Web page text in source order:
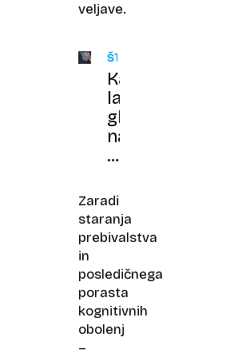
veljave.
ŠTUDIJA
Kako
lahko
glede
na
hitrost
odkrijemo
zgodnje
znake
bolezni?
Zaradi
staranja
prebivalstva
in
posledičnega
porasta
kognitivnih
obolenj
–